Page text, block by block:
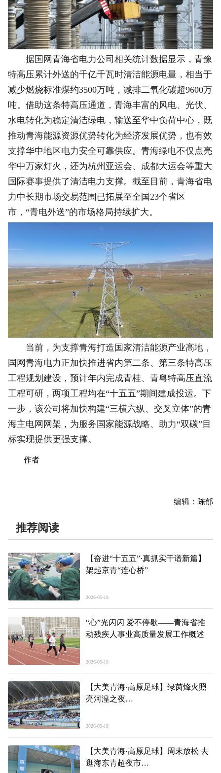
据国网青海省电力公司相关统计数据显示，青豫
特高压累计外送的千亿千瓦时清洁能源电量，相当于
减少燃烧标准煤约3500万吨，减排二氧化碳超9600万
吨。借助这条特高压通道，青海丰富的风电、光伏、
水电转化为稳定清洁绿电，输送至华中负荷中心，既
推动青海能源资源优势转化为经济发展优势，也有效
支撑华中地区电力安全可靠供应。青海绿电不仅点亮
华中万家灯火，还为杭州亚运会、成都大运会等重大
国际赛事提供了清洁电力支撑。截至目前，青海省电
力中长期市场交易范围已拓展至全国23个省区
市，“青电外送”的市场格局持续扩大。
当前，为支撑青海打造国家清洁能源产业高地，
国网青海电力正加快推进省内第二条、第三条特高压
工程规划建设，预计年内完成青桂、青粤特高压直流
工程可研，两项工程均在“十五五”期间建成投运。下
一步，该公司将加快构建“三横六纵、交叉立体”的青
海主电网网架，为服务国家能源战略、助力“双碳”目
标实现提供更强支撑。
作者
编辑：陈郁
推荐阅读
【奋进“十五五”·真抓实干谱新篇】
架起京青“连心桥”
2026-05-18
“心”光闪闪 爱不停歇——青海省推
动残疾人事业高质量发展工作概述
2026-05-18
【大美青海·高原足球】绿茵烽火照
亮河湟之夜
场场内见闻
2026-05-18
【大美青海·高原足球】周末放松 去
逛海东青超夜市